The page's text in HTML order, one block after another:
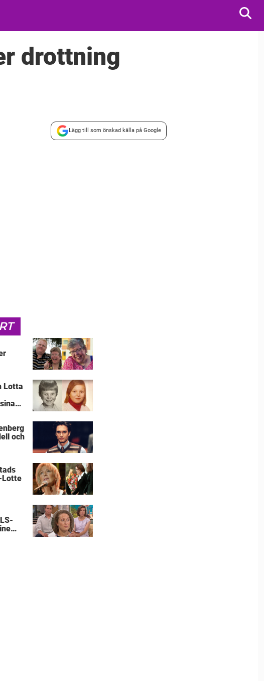
drottning
Lägg till som önskad källa på Google
Lotta
och
Lotte